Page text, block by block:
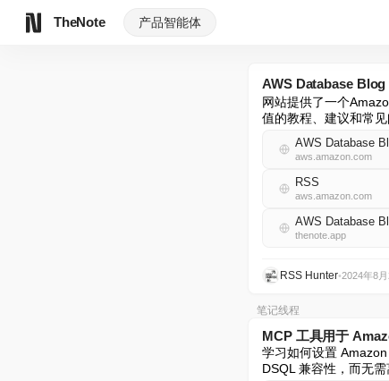
TheNote 产品智能体
AWS Database Blog
网站提供了一个
值的教程、建议和常见
AWS Database
aws.amazon.com
RSS
aws.amazon.com
AWS Database
thenote.app
RSS Hunter•2024年8月
笔记线程
MCP 工具用于
学习如何设置
DSQL 兼容性，而无